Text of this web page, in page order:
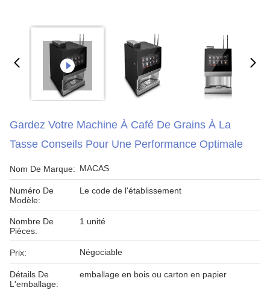
Gardez Votre Machine À Café De Grains À La
Tasse Conseils Pour Une Performance Optimale
Nom De Marque: MACAS
Numéro De
Modèle:
Le code de l'établissement
Nombre De
Pièces:
1 unité
Prix: Négociable
Détails De
L'emballage:
emballage en bois ou carton en papier